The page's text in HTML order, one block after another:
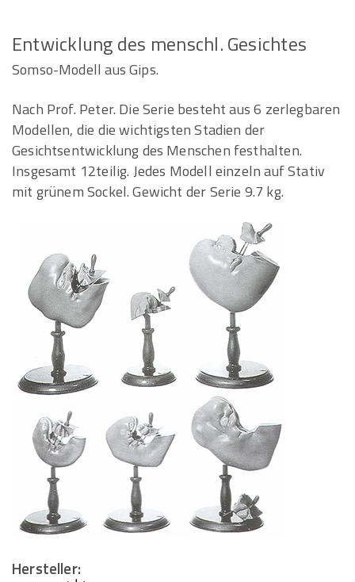
Entwicklung des menschl. Gesichtes
Somso-Modell aus Gips.
Nach Prof. Peter. Die Serie besteht aus 6 zerlegbaren
Modellen, die die wichtigsten Stadien der
Gesichtsentwicklung des Menschen festhalten.
Insgesamt 12teilig. Jedes Modell einzeln auf Stativ
mit grünem Sockel. Gewicht der Serie 9.7 kg.
Hersteller: